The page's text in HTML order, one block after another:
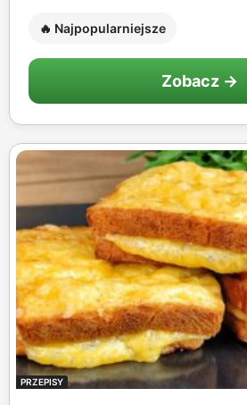
🔥 Najpopularniejsze
Zobacz →
PRZEPISY